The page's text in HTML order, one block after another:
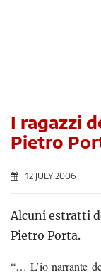
I ragazzi
Pietro
12 JULY 2006
Alcuni estratti
Pietro Porta.
“… L’io narrante